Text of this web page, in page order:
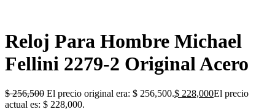
Reloj Para Hombre Michael
Fellini 2279-2 Original Acero
$256,500 El precio original era: $ 256,500.$ 228,000El precio
actual es: $ 228,000.